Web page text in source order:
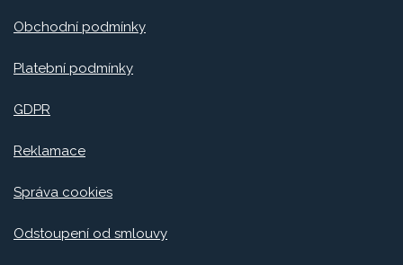
Obchodní podmínky
Platební podmínky
GDPR
Reklamace
Správa cookies
Odstoupení od smlouvy